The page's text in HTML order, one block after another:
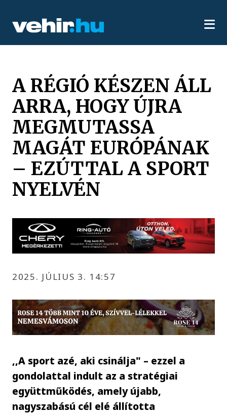
A RÉGIÓ KÉSZEN ÁLL
ARRA, HOGY ÚJRA
MEGMUTASSA
MAGÁT EURÓPÁNAK
– EZÚTTAL A SPORT
NYELVÉN
2025. JÚLIUS 3. 14:57
,,A sport azé, aki csinálja" – ezzel a
gondolattal indult az a stratégiai
együttműködés, amely újabb,
nagyszabású cél elé állította